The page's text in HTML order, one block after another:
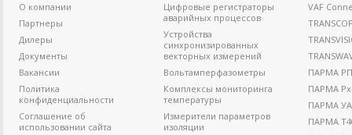
О компании
Партнеры
Дилеры
Документы
Вакансии
Политика
конфиденциальности
Соглашение об
использовании сайта
Цифровые регистраторы
аварийных процессов
Устройства
синхронизированных
векторных измерений
Вольтамперфазометры
Комплексы мониторинга
температуры
Измерители параметров
изоляции
VAF
ПАРМА
ПАРМА
ПАРМА
ПАРМА